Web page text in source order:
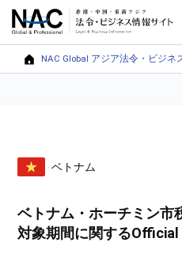
NAC Global アジア法令・ビジネ
ベトナム
ベトナム・ホーチミン市
対象期間に関する